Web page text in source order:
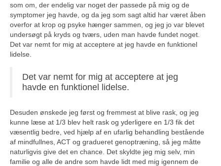
som om, der endelig var noget der passede på mig og de
symptomer jeg havde, og da jeg som sagt altid har været åben
overfor at krop og psyke hænger sammen, og jeg jo var blevet
undersøgt på kryds og tværs, uden man havde fundet noget.
Det var nemt for mig at acceptere at jeg havde en funktionel
lidelse.
Det var nemt for mig at acceptere at jeg
havde en funktionel lidelse.
Desuden ønskede jeg først og fremmest at blive rask, og jeg
kunne læse at 1/3 blev helt rask og yderligere en 1/3 fik det
væsentlig bedre, ved hjælp af en ufarlig behandling bestående
af mindfullnes, ACT og gradueret genoptræning, så jeg måtte
naturligvis give det en chance. Det skyldte jeg mig selv, min
familie og alle de andre som havde lidt med mig igennem de